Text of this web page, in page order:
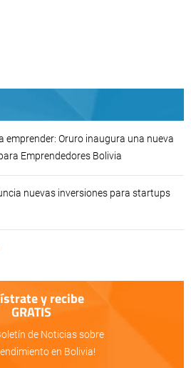
emprender: Oruro inaugura una nueva
Emprendedores Bolivia
nuevas inversiones para startups
y recibe
GRATIS
de Noticias sobre
en Bolivia!